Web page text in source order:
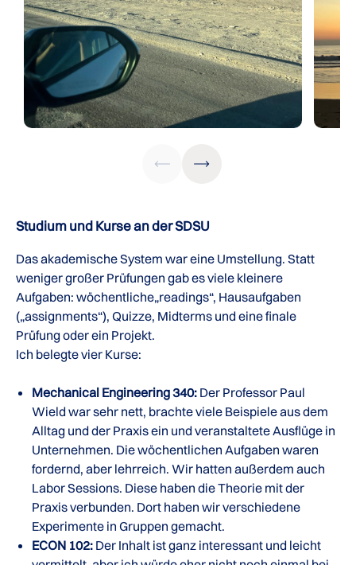
Studium und Kurse an der SDSU
Das akademische System war eine Umstellung. Statt
weniger großer Prüfungen gab es viele kleinere
Aufgaben: wöchentliche„readings“, Hausaufgaben
(„assignments“), Quizze, Midterms und eine finale
Prüfung oder ein Projekt.
Ich belegte vier Kurse:
Mechanical Engineering 340: Der Professor Paul
Wield war sehr nett, brachte viele Beispiele aus dem
Alltag und der Praxis ein und veranstaltete Ausflüge in
Unternehmen. Die wöchentlichen Aufgaben waren
fordernd, aber lehrreich. Wir hatten außerdem auch
Labor Sessions. Diese haben die Theorie mit der
Praxis verbunden. Dort haben wir verschiedene
Experimente in Gruppen gemacht.
ECON 102: Der Inhalt ist ganz interessant und leicht